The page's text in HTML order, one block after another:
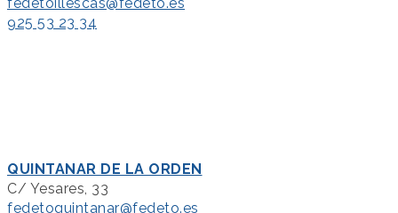
925 53 23 34
QUINTANAR DE LA ORDEN
C/ Yesares, 33
fedetoquintanar@fedeto.es